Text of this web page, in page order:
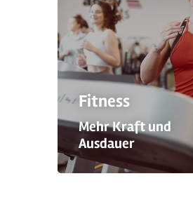
Fitness
Mehr Kraft und
Ausdauer